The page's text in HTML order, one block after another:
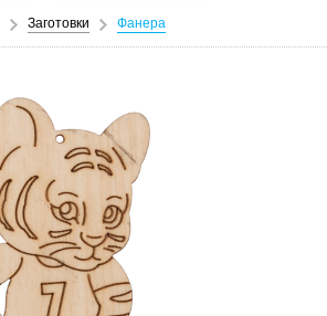
Заготовки Фанера